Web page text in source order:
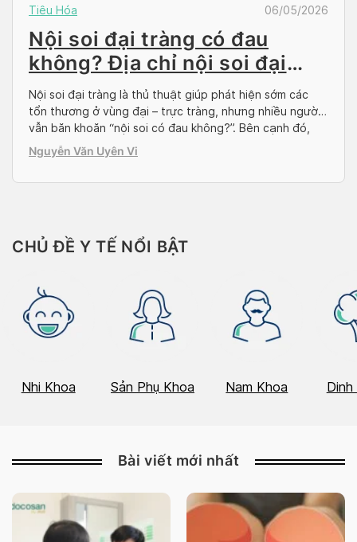
Tiêu Hóa 06/05/2026
Nội soi đại tràng có đau
không? Địa chỉ nội soi đại
tràng ở Tân Bình
Nội soi đại tràng là thủ thuật giúp phát hiện sớm các
tổn thương ở vùng đại – trực tràng, nhưng nhiều người
vẫn băn khoăn “nội soi có đau không?”. Bên cạnh đó,
việc tìm được địa chỉ nội soi uy tín tại TP.HCM nói
chung và quận Tân Bình nói riêng cũng rất […]
Nguyễn Văn Uyên Vi
CHỦ ĐỀ Y TẾ NỔI BẬT
Nhi Khoa Sản Phụ Khoa Nam Khoa Dinh
Bài viết mới nhất